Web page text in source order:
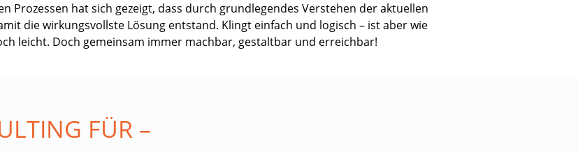
Prozessen hat sich gezeigt, dass durch grundlegendes Verstehen der aktuellen
die wirkungsvollste Lösung entstand. Klingt einfach und logisch – ist aber wie
leicht. Doch gemeinsam immer machbar, gestaltbar und erreichbar!
FÜR –